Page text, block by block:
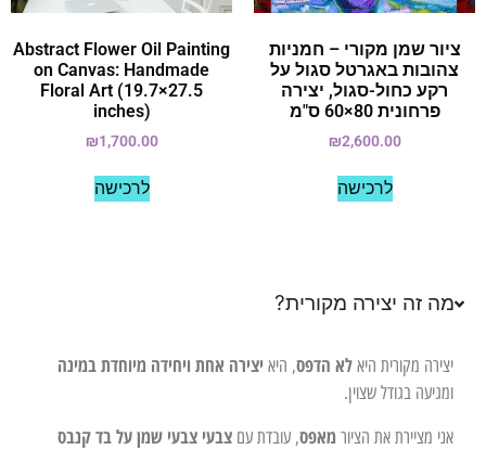
ציור שמן מקורי – חמניות
צהובות באגרטל סגול על
רקע כחול-סגול, יצירה
פרחונית 80×60 ס"מ
₪2,600.00
לרכישה
Abstract Flower Oil Painting
on Canvas: Handmade
Floral Art (19.7×27.5
inches)
₪1,700.00
לרכישה
מה זה יצירה מקורית?
יצירה מקורית היא לא הדפס, היא יצירה אחת ויחידה מיוחדת במינה
ומגיעה בגודל שצוין.
אני מציירת את הציור מאפס, עובדת עם צבעי צבעי שמן על בד קנבס